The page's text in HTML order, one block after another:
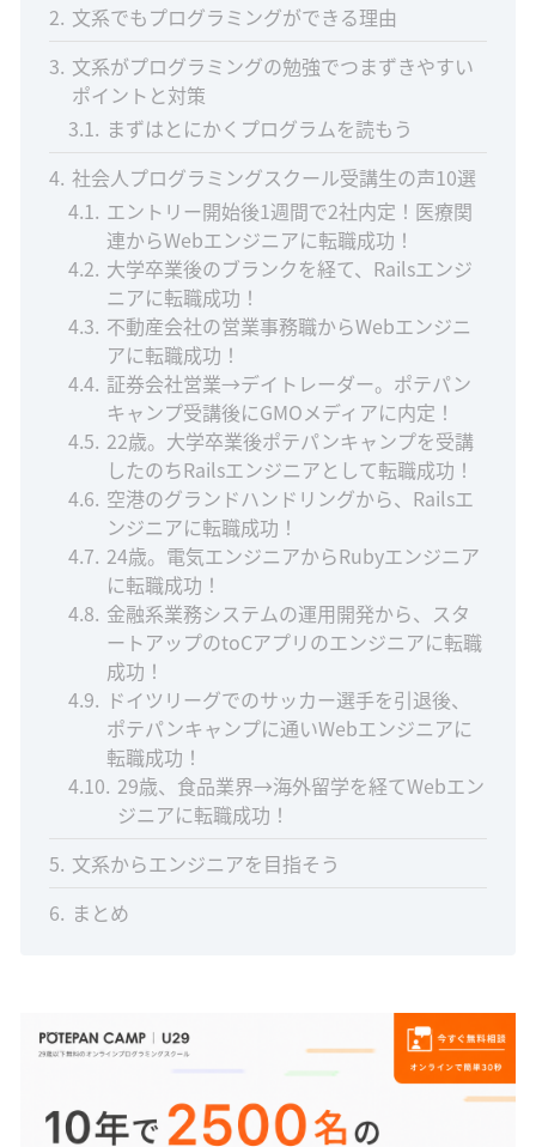
2 文系でもプログラミングができる理由
3 文系がプログラミングの勉強でつまずきやすい
ポイントと対策
3.1 まずはとにかくプログラムを読もう
4 社会人プログラミングスクール受講生の声10選
4.1 エントリー開始後1週間で2社内定！医療関
連からWebエンジニアに転職成功！
4.2 大学卒業後のブランクを経て、Railsエンジ
ニアに転職成功！
4.3 不動産会社の営業事務職からWebエンジニ
アに転職成功！
4.4 証券会社営業→デイトレーダー。ポテパン
キャンプ受講後にGMOメディアに内定！
4.5 22歳。大学卒業後ポテパンキャンプを受講
したのちRailsエンジニアとして転職成功！
4.6 空港のグランドハンドリングから、Railsエ
ンジニアに転職成功！
4.7 24歳。電気エンジニアからRubyエンジニア
に転職成功！
4.8 金融系業務システムの運用開発から、スタ
ートアップのtoCアプリのエンジニアに転職
成功！
4.9
ドイツリーグでのサッカー選手を引退後、
ポテパンキャンプに通いWebエンジニアに
転職成功！
4.10 29歳、食品業界→海外留学を経てWebエン
ジニアに転職成功！
5 文系からエンジニアを目指そう
6 まとめ